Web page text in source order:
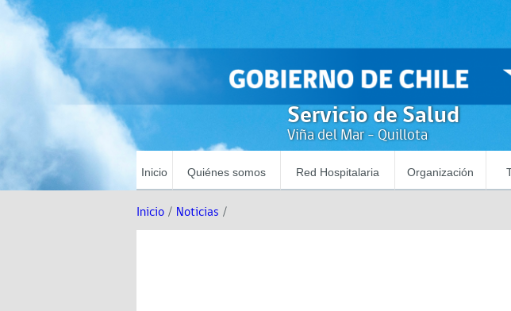
Servicio de Salud
Viña del Mar - Quillota
Inicio Quiénes somos Red Hospitalaria Organización
Inicio / Noticias /